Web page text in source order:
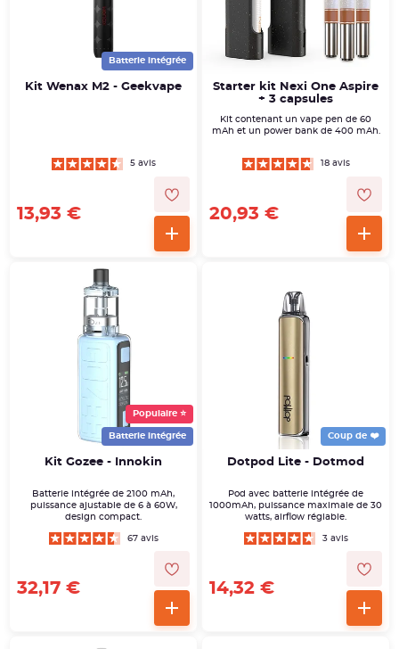
Batterie intégrée
Kit Wenax M2 - Geekvape
5 avis
13,93 €
Starter kit Nexi One Aspire
+ 3 capsules
Kit contenant un vape pen de 60
mAh et un power bank de 400 mAh.
18 avis
20,93 €
Populaire ⭐
Batterie intégrée
Kit Gozee - Innokin
Batterie intégrée de 2100 mAh,
puissance ajustable de 6 à 60W,
design compact.
67 avis
32,17 €
Coup de ❤️
Dotpod Lite - Dotmod
Pod avec batterie intégrée de
1000mAh, puissance maximale de 30
watts, airflow réglable.
3 avis
14,32 €